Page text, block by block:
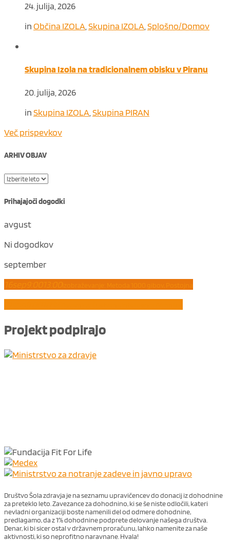
24. julija, 2026
inObčina IZOLA,Skupina IZOLA,Splošno/Domov
Skupina Izola na tradicionalnem obisku v Piranu
20. julija, 2026
inSkupina IZOLA,Skupina PIRAN
Več prispevkov
ARHIV OBJAV
Prihajajoči dogodki
avgust
Ni dogodkov
september
Projektpodpirajo
Društvo Šola zdravja je na seznamu upravičencev do donacij iz dohodnine
za preteklo leto. Zavezance za dohodnino, ki se še niste odločili, kateri
nevladni organizaciji boste namenili del od odmere dohodnine,
predlagamo, da z 1% dohodnine podprete delovanje našega društva.
Denar, ki bi sicer ostal v državnem proračunu, lahko namenite za naše
aktivnosti, ki so neprofitno naravnane. Hvala!